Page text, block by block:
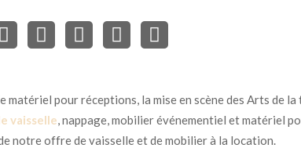
pour réceptions, la mise en scène des Arts de
vaisselle, nappage, mobilier événementiel et matériel
notre offre de vaisselle et de mobilier à la location.